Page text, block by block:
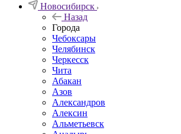
Новосибирск
Назад
Города
Чебоксары
Челябинск
Черкесск
Чита
Абакан
Азов
Александров
Алексин
Альметьевск